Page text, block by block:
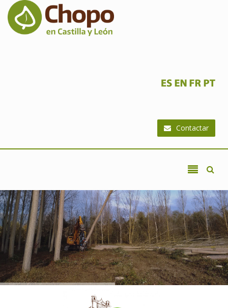
Ir al contenido principal
Contactar